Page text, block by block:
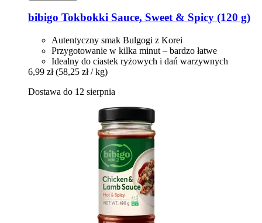
bibigo Tokbokki Sauce, Sweet & Spicy (120 g)
Autentyczny smak Bulgogi z Korei
Przygotowanie w kilka minut – bardzo łatwe
Idealny do ciastek ryżowych i dań warzywnych
6,99 zł (58,25 zł / kg)
Dostawa do 12 sierpnia